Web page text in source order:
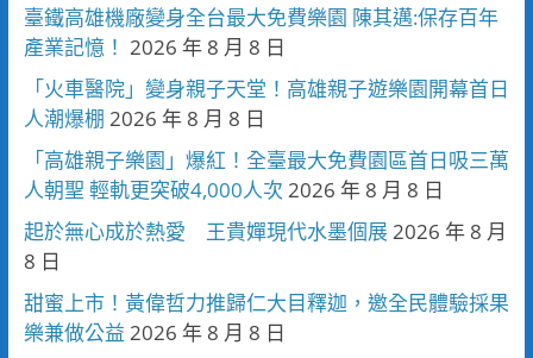
臺鐵高雄機廠變身全台最大免費樂園 陳其邁:保存百年
產業記憶！ 2026 年 8 月 8 日
「火車醫院」變身親子天堂！高雄親子遊樂園開幕首日
人潮爆棚 2026 年 8 月 8 日
「高雄親子樂園」爆紅！全臺最大免費園區首日吸三萬
人朝聖 輕軌更突破4,000人次 2026 年 8 月 8 日
起於無心成於熱愛 王貴嬋現代水墨個展 2026 年 8 月
8 日
甜蜜上市！黃偉哲力推歸仁大目釋迦，邀全民體驗採果
樂兼做公益 2026 年 8 月 8 日